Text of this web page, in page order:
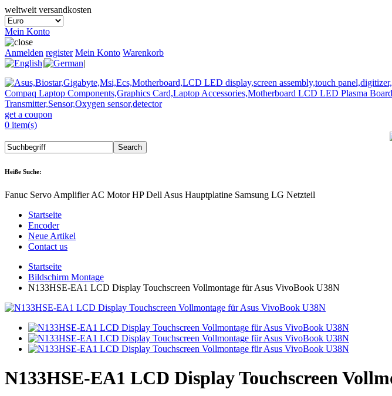
weltweit versandkosten
Mein Konto
Anmelden register Mein Konto Warenkorb
| |
get a coupon
0 item(s)
Heiße Suche:
Fanuc Servo Amplifier AC Motor HP Dell Asus Hauptplatine Samsung LG Netzteil
Startseite
Encoder
Neue Artikel
Contact us
Startseite
Bildschirm Montage
N133HSE-EA1 LCD Display Touchscreen Vollmontage für Asus VivoBook U38N
N133HSE-EA1 LCD Display Touchscreen